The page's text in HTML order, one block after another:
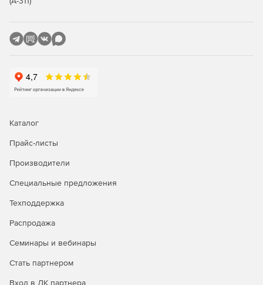
Каталог
Прайс-листы
Производители
Специальные предложения
Техподдержка
Распродажа
Семинары и вебинары
Стать партнером
Вход в ЛК партнера